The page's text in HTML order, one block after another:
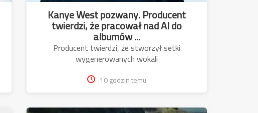
Kanye West pozwany. Producent
twierdzi, że pracował nad AI do
albumów ...
Producent twierdzi, że stworzył setki
wygenerowanych wokali
10 godzin temu